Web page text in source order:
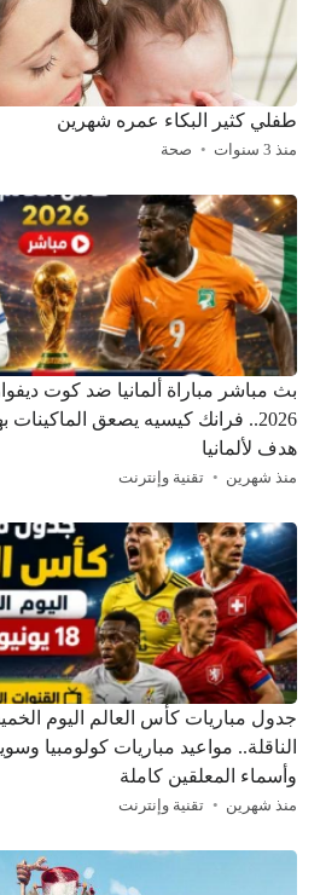
طفلي كثير البكاء عمره شهرين
منذ 3 سنوات صحة
بث مباشر مباراة ألمانيا ضد كوت
2026.. فرانك كيسيه يصعق الماكينات
هدف لألمانيا
منذ شهرين تقنية وإنترنت
الناقلة.. مواعيد مباريات كولومبيا
وأسماء المعلقين كاملة
منذ شهرين تقنية وإنترنت